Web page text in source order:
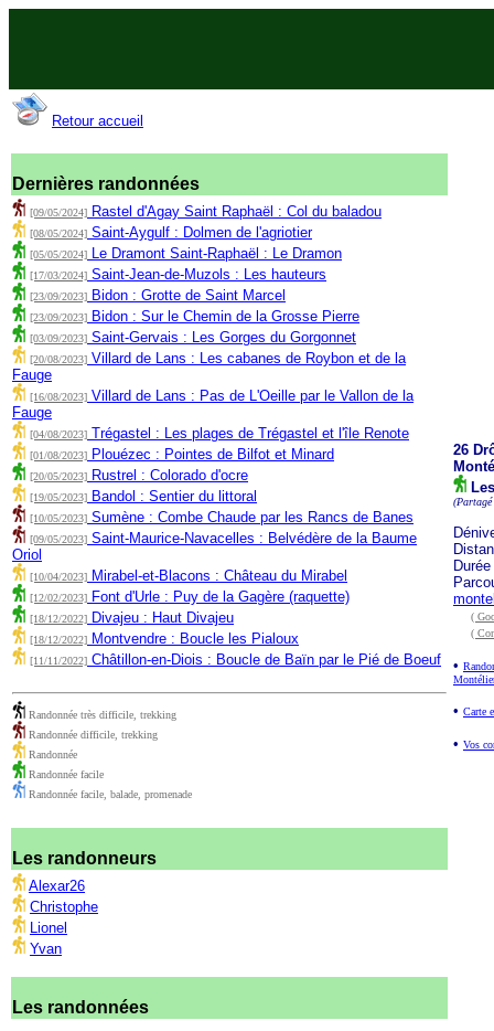
Retour accueil
Dernières randonnées
[09/05/2024] Rastel d'Agay Saint Raphaël : Col du baladou
[08/05/2024] Saint-Aygulf : Dolmen de l'agriotier
[05/05/2024] Le Dramont Saint-Raphaël : Le Dramon
[17/03/2024] Saint-Jean-de-Muzols : Les hauteurs
[23/09/2023] Bidon : Grotte de Saint Marcel
[23/09/2023] Bidon : Sur le Chemin de la Grosse Pierre
[03/09/2023] Saint-Gervais : Les Gorges du Gorgonnet
[20/08/2023] Villard de Lans : Les cabanes de Roybon et de la
Fauge
[16/08/2023] Villard de Lans : Pas de L'Oeille par le Vallon de la
Fauge
[04/08/2023] Trégastel : Les plages de Trégastel et l'île Renote
[01/08/2023] Plouézec : Pointes de Bilfot et Minard
[20/05/2023] Rustrel : Colorado d'ocre
[19/05/2023] Bandol : Sentier du littoral
[10/05/2023] Sumène : Combe Chaude par les Rancs de Banes
[09/05/2023] Saint-Maurice-Navacelles : Belvédère de la Baume
Oriol
[10/04/2023] Mirabel-et-Blacons : Château du Mirabel
[12/02/2023] Font d'Urle : Puy de la Gagère (raquette)
[18/12/2022] Divajeu : Haut Divajeu
[18/12/2022] Montvendre : Boucle les Pialoux
[11/11/2022] Châtillon-en-Diois : Boucle de Baïn par le Pié de Boeuf
Randonnée très difficile, trekking
Randonnée difficile, trekking
Randonnée
Randonnée facile
Randonnée facile, balade, promenade
Les randonneurs
Alexar26
Christophe
Lionel
Yvan
Les randonnées
26
(
(
•
• Carte
• Vos